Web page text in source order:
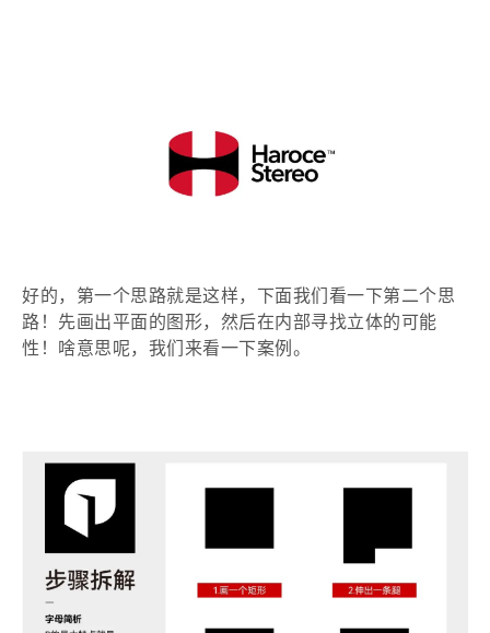
好的，第一个思路就是这样，下面我们看一下第二个思
路！先画出平面的图形，然后在内部寻找立体的可能
性！啥意思呢，我们来看一下案例。